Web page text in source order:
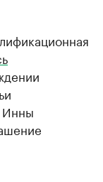
Инны